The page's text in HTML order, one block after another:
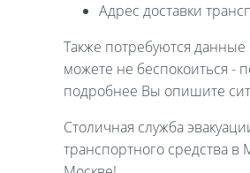
Адрес доставки
Также потребуются
можете не беспокоиться -
подробнее Вы опишите
Столичная служба
транспортного средства в